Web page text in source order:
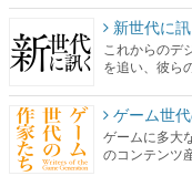
新世代に訊
これからのデ
を追い、彼ら
ゲーム世
ゲームに多大
のコンテンツ